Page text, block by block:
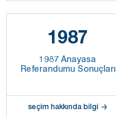
1987
1987 Anayasa
Referandumu Sonuçları
seçim hakkında bilgi